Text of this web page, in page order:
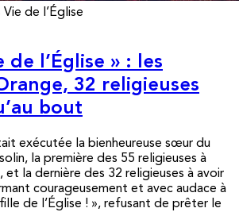
Vie de l’Église
de l’Église » : les
32 religieuses
bout
exécutée la bienheureuse sœur du
la première des 55 religieuses à
et la dernière des 32 religieuses à avoir
courageusement et avec audace à
de l’Église ! », refusant de prêter le